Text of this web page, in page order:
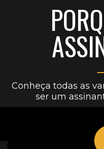
Conheça todas as
ser um